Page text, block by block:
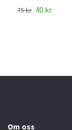
75 kr 40 kr
Om oss